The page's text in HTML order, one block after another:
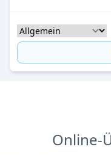
Online-